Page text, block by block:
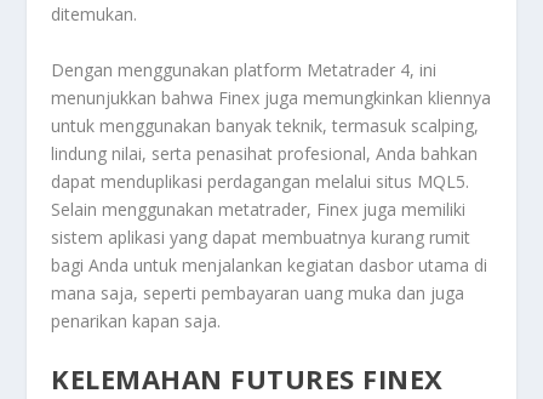
ditemukan.
Dengan menggunakan platform Metatrader 4, ini
menunjukkan bahwa Finex juga memungkinkan kliennya
untuk menggunakan banyak teknik, termasuk scalping,
lindung nilai, serta penasihat profesional, Anda bahkan
dapat menduplikasi perdagangan melalui situs MQL5.
Selain menggunakan metatrader, Finex juga memiliki
sistem aplikasi yang dapat membuatnya kurang rumit
bagi Anda untuk menjalankan kegiatan dasbor utama di
mana saja, seperti pembayaran uang muka dan juga
penarikan kapan saja.
KELEMAHAN FUTURES FINEX